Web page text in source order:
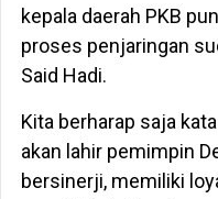
kepala daerah PKB
proses penjaringan
Said Hadi.
Kita berharap saja
akan lahir pemimpin
bersinerji, memiliki